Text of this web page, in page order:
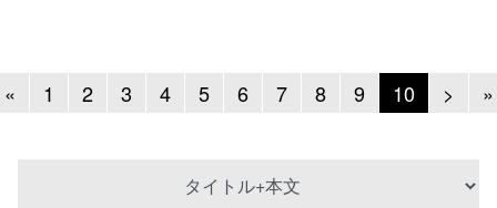
«Previous
1 2 3 4 5 6 7 8 9 10 > Next
»